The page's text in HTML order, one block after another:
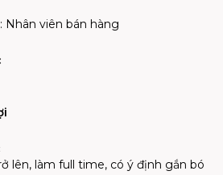
Nhân viên bán hàng
lên, làm full time, có ý định gắn bó